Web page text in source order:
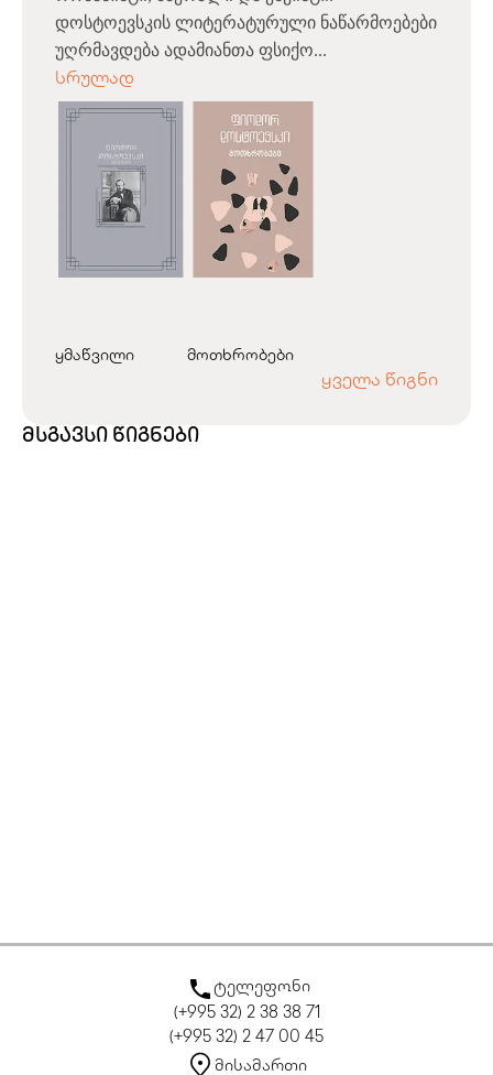
დოსტოევსკის ლიტერატურული ნაწარმოებები
უღრმავდება ადამიანთა ფსიქო...
სრულად
ყმაწვილი მოთხრობები
ყველა წიგნი
მსგავსი წიგნები
ტელეფონი
(+995 32) 2 38 38 71
(+995 32) 2 47 00 45
მისამართი